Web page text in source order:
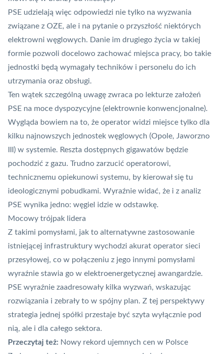
PSE udzielają więc odpowiedzi nie tylko na wyzwania
związane z OZE, ale i na pytanie o przyszłość niektórych
elektrowni węglowych. Danie im drugiego życia w takiej
formie pozwoli docelowo zachować miejsca pracy, bo takie
jednostki będą wymagały techników i personelu do ich
utrzymania oraz obsługi.
Ten wątek szczególną uwagę zwraca po lekturze założeń
PSE na moce dyspozycyjne (elektrownie konwencjonalne).
Wygląda bowiem na to, że operator widzi miejsce tylko dla
kilku najnowszych jednostek węglowych (Opole, Jaworzno
III) w systemie. Reszta dostępnych gigawatów będzie
pochodzić z gazu. Trudno zarzucić operatorowi,
technicznemu opiekunowi systemu, by kierował się tu
ideologicznymi pobudkami. Wyraźnie widać, że i z analiz
PSE wynika jedno: węgiel idzie w odstawkę.
Mocowy trójpak lidera
Z takimi pomysłami, jak to alternatywne zastosowanie
istniejącej infrastruktury wychodzi akurat operator sieci
przesyłowej, co w połączeniu z jego innymi pomysłami
wyraźnie stawia go w elektroenergetycznej awangardzie.
PSE wyraźnie zaadresowały kilka wyzwań, wskazując
rozwiązania i zebrały to w spójny plan. Z tej perspektywy
strategia jednej spółki przestaje być szyta wyłącznie pod
nią, ale i dla całego sektora.
Przeczytaj też: Nowy rekord ujemnych cen w Polsce